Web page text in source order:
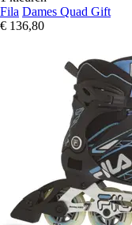
Fila Dames Quad Gift
€ 136,80